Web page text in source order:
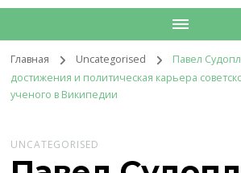
Главная Uncategorised
Павел
достижения и политическая карьера
ученого в Википедии
UNCATEGORISED